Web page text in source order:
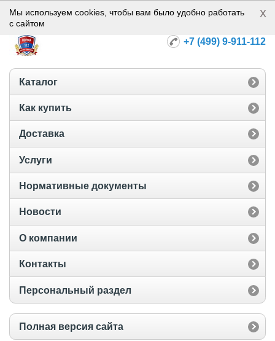
Норма-112
+7 (499) 9-911-112
Каталог
Как купить
Доставка
Услуги
Нормативные документы
Новости
О компании
Контакты
Персональный раздел
Полная версия сайта
Мы используем cookies, чтобы вам было удобно работать
с сайтом
x